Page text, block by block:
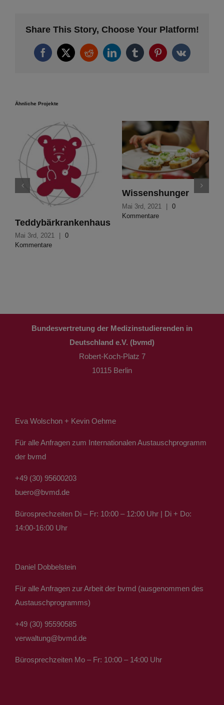
Share This Story, Choose Your Platform!
Facebook
X RedditLinkedInTumblrPinterest
Vk
Ähnliche Projekte
Teddybärkrankenhaus
Mai 3rd, 2021
0
Kommentare
Wissenshunger
Mai 3rd, 2021 |
0
Kommentare
Bundesvertretung der Medizinstudierenden in
Deutschland e.V. (bvmd)
Robert-Koch-Platz 7
10115 Berlin
Eva Wolschon + Kevin Oehme
Für alle Anfragen zum Internationalen Austauschprogramm
der bvmd
+49 (30) 95600203
buero@bvmd.de
Bürosprechzeiten Di – Fr: 10:00 – 12:00 Uhr | Di + Do:
14:00-16:00 Uhr
Daniel Dobbelstein
Für alle Anfragen zur Arbeit der bvmd (ausgenommen des
Austauschprogramms)
+49 (30) 95590585
verwaltung@bvmd.de
Bürosprechzeiten Mo – Fr: 10:00 – 14:00 Uhr